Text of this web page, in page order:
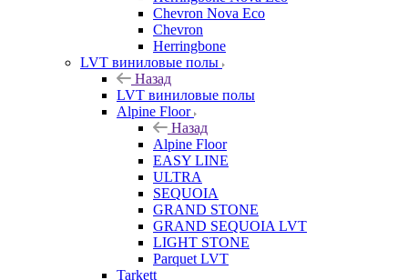
Chevron Nova Eco
Chevron
Herringbone
LVT виниловые полы
Назад
LVT виниловые полы
Alpine Floor
Назад
Alpine Floor
EASY LINE
ULTRA
SEQUOIA
GRAND STONE
GRAND SEQUOIA LVT
LIGHT STONE
Parquet LVT
Tarkett